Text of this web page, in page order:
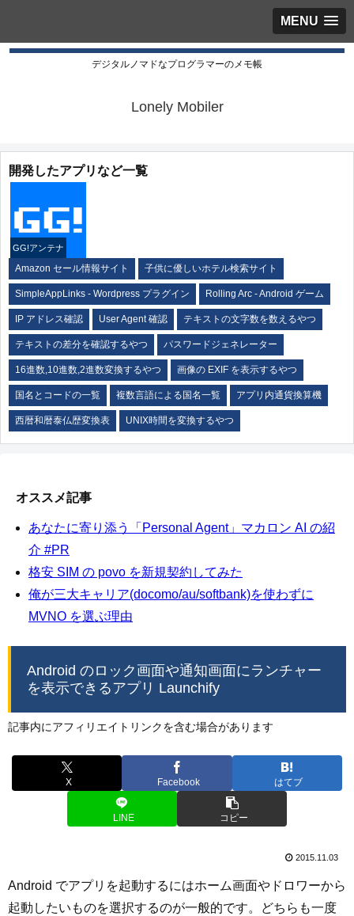
MENU
デジタルノマドなプログラマーのメモ帳
Lonely Mobiler
開発したアプリなど一覧
GG!アンテナ
Amazon セール情報サイト 子供に優しいホテル検索サイト
SimpleAppLinks - Wordpress プラグイン Rolling Arc - Android ゲーム
IP アドレス確認 User Agent 確認 テキストの文字数を数えるやつ
テキストの差分を確認するやつ パスワードジェネレーター
16進数,10進数,2進数変換するやつ 画像の EXIF を表示するやつ
国名とコードの一覧 複数言語による国名一覧 アプリ内通貨換算機
西暦和暦泰仏歴変換表 UNIX時間を変換するやつ
オススメ記事
あなたに寄り添う「Personal Agent」マカロン AI の紹
介 #PR
格安 SIM の povo を新規契約してみた
俺が三大キャリア(docomo/au/softbank)を使わずに
MVNO を選ぶ理由
Android のロック画面や通知画面にランチャー
を表示できるアプリ Launchify
記事内にアフィリエイトリンクを含む場合があります
X Facebook はてブ
LINE コピー
2015.11.03
Android でアプリを起動するにはホーム画面やドロワーから
起動したいものを選択するのが一般的です。どちらも一度